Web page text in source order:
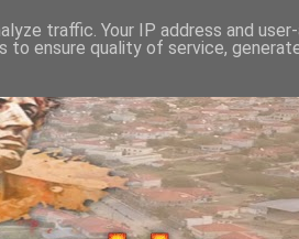
traffic. Your IP address and
to ensure quality of service,